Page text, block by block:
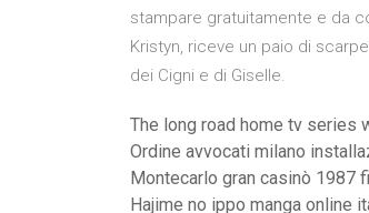
stampare gratuitamente e da
Kristyn, riceve un paio di
dei Cigni e di Giselle.
The long road home tv series
Ordine avvocati milano
Montecarlo gran casinò 1987
Hajime no ippo manga online